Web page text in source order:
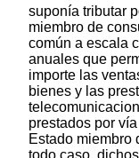
suponía tributar
miembro de
común a escala
anuales que
importe las
bienes y las
prestados por
Estado miembro